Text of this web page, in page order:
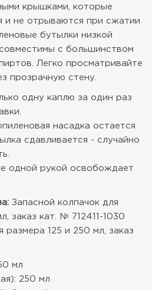
крышками, которые
и не отрываются при сжатии
бутылки низкой
с большинством
Легко просматривайте
прозрачную стену.
одну каплю за один раз
насадка остается
сдавливается - случайно
одной рукой освобождает
Запасной колпачок для
заказ кат. № 712411-1030
размера 125 и 250 мл, заказ
мл
250 мл